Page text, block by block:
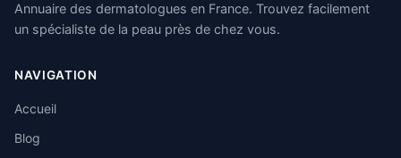
Annuaire des dermatologues en France. Trouvez facilement
un spécialiste de la peau près de chez vous.
NAVIGATION
Accueil
Blog